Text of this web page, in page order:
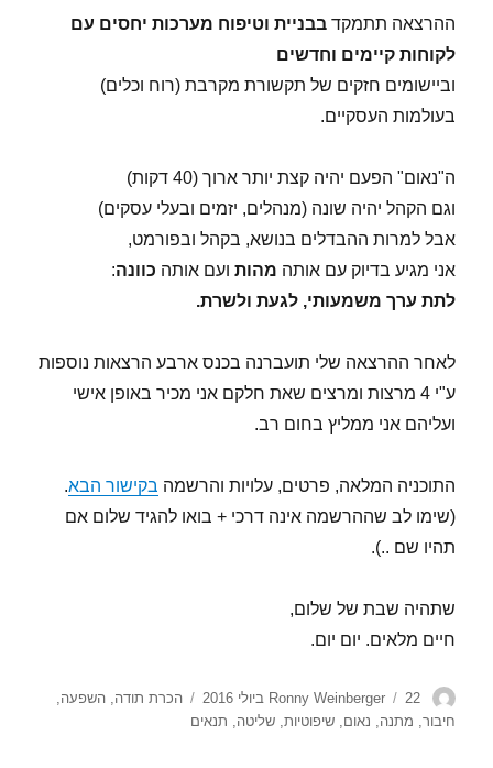
ההרצאה תתמקדבבניית וטיפוח מערכות יחסים עם
לקוחות קיימים וחדשים
וביישומים חזקים של תקשורת מקרבת (רוח וכלים)
בעולמות העסקיים.
ה"נאום" הפעם יהיה קצת יותר ארוך (40 דקות)
וגם הקהל יהיה שונה (מנהלים, יזמים ובעלי עסקים)
אבל למרות ההבדלים בנושא, בקהל ובפורמט,
אני מגיע בדיוק עם אותה מהות ועם אותה כוונה:
לתת ערך משמעותי, לגעת ולשרת.
לאחר ההרצאה שלי תועברנה בכנס ארבע הרצאות נוספות
ע"י 4 מרצות ומרצים שאת חלקם אני מכיר באופן אישי
ועליהם אני ממליץ בחום רב.
התוכניה המלאה, פרטים, עלויות והרשמה בקישור הבא.
(שימו לב שההרשמה אינה דרכי + בואו להגיד שלום אם
תהיו שם ..).
שתהיה שבת של שלום,
חיים מלאים. יום יום.
מחבר Ronny Weinberger
פורסם
בתאריך
22 ביולי 2016 תגיות
הכרת תודה,השפעה,
חיבור, מתנה, נאום,שיפוטיות,שליטה, תנאים